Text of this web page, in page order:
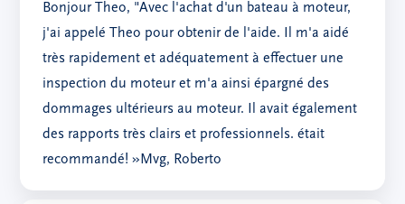
Bonjour Theo, "Avec l'achat d'un bateau à moteur,
j'ai appelé Theo pour obtenir de l'aide. Il m'a aidé
très rapidement et adéquatement à effectuer une
inspection du moteur et m'a ainsi épargné des
dommages ultérieurs au moteur. Il avait également
des rapports très clairs et professionnels. était
recommandé! »Mvg, Roberto